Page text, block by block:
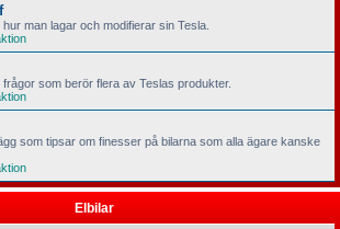
man lagar och modifierar sin Tesla.
som berör flera av Teslas produkter.
som tipsar om finesser på bilarna som alla ägare kanske
Elbilar